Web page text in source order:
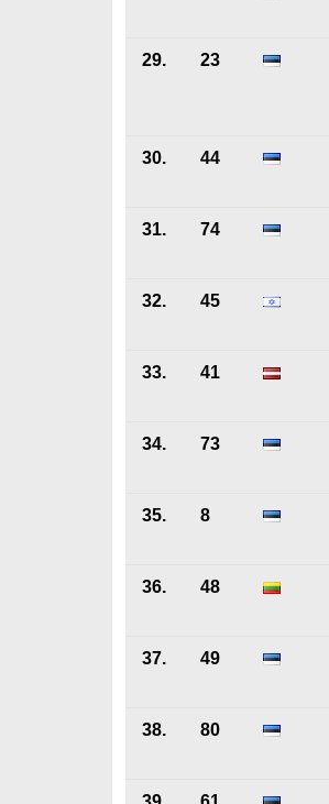
29. 23
30. 44
31. 74
32. 45
33. 41
34. 73
35. 8
36. 48
37. 49
38. 80